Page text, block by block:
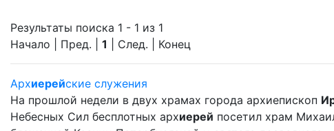
Результаты поиска 1 - 1 из 1
Начало | Пред. | 1 | След. | Конец
Архиерейские служения
На прошлой недели в двух храмах города архиепископ
Небесных Сил бесплотных архиерей посетил храм